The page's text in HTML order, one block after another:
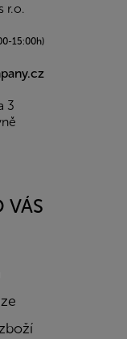
r.o.
15:00h)
3
VÁS